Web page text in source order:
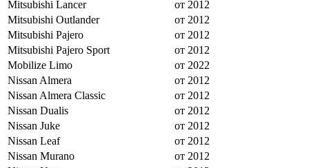
Mitsubishi Lancer
от 2012
Mitsubishi Outlander
от 2012
Mitsubishi Pajero
от 2012
Mitsubishi Pajero Sport
от 2012
Mobilize Limo
от 2022
Nissan Almera
от 2012
Nissan Almera Classic
от 2012
Nissan Dualis
от 2012
Nissan Juke
от 2012
Nissan Leaf
от 2012
Nissan Murano
от 2012